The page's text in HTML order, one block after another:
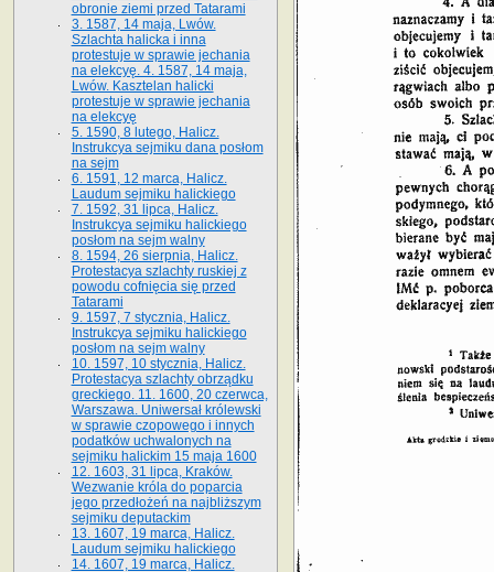
obronie ziemi przed Tatarami
3. 1587, 14 maja, Lwów.
Szlachta halicka i inna
protestuje w sprawie jechania
na elekcyę. 4. 1587, 14 maja,
Lwów. Kasztelan halicki
protestuje w sprawie jechania
na elekcyę
5. 1590, 8 lutego, Halicz.
Instrukcya sejmiku dana posłom
na sejm
6. 1591, 12 marca, Halicz.
Laudum sejmiku halickiego
7. 1592, 31 lipca, Halicz.
Instrukcya sejmiku halickiego
posłom na sejm walny
8. 1594, 26 sierpnia, Halicz.
Protestacya szlachty ruskiej z
powodu cofnięcia się przed
Tatarami
9. 1597, 7 stycznia, Halicz.
Instrukcya sejmiku halickiego
posłom na sejm walny
10. 1597, 10 stycznia, Halicz.
Protestacya szlachty obrządku
greckiego. 11. 1600, 20 czerwca,
Warszawa. Uniwersał królewski
w sprawie czopowego i innych
podatków uchwalonych na
sejmiku halickim 15 maja 1600
12. 1603, 31 lipca, Kraków.
Wezwanie króla do poparcia
jego przedłożeń na najbliższym
sejmiku deputackim
13. 1607, 19 marca, Halicz.
Laudum sejmiku halickiego
14. 1607, 19 marca, Halicz.